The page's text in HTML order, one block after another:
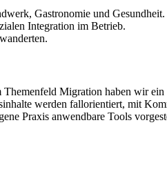
Gastronomie und Gesundheit.
Integration im Betrieb.
Migration haben wir
werden fallorientiert, mit
Praxis anwendbare Tools